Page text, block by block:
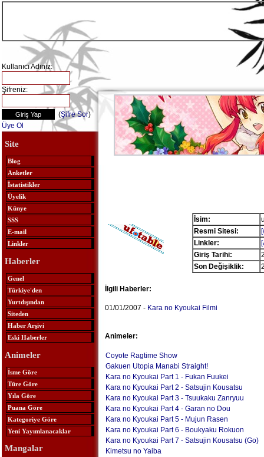
Kullanıcı Adınız:
Şifreniz:
(Şifre Sor)
Üye Ol
Site
Blog
Anketler
İstatistikler
Üyelik
Künye
SSS
E-mail
Linkler
Haberler
Genel
Türkiye'den
Yurtdışından
Siteden
Haber Arşivi
Eski Haberler
Animeler
İsme Göre
Türe Göre
Yıla Göre
Puana Göre
Kategoriye Göre
Yeni Yayımlanacaklar
Mangalar
İsim:
Resmi Sitesi:
Linkler:
Giriş Tarihi:
Son Değişiklik:
İlgili Haberler:
01/01/2007 - Kara no Kyoukai Filmi
Animeler:
Coyote Ragtime Show
Gakuen Utopia Manabi Straight!
Kara no Kyoukai Part 1 - Fukan Fuukei
Kara no Kyoukai Part 2 - Satsujin Kousatsu
Kara no Kyoukai Part 3 - Tsuukaku Zanryuu
Kara no Kyoukai Part 4 - Garan no Dou
Kara no Kyoukai Part 5 - Mujun Rasen
Kara no Kyoukai Part 6 - Boukyaku Rokuon
Kara no Kyoukai Part 7 - Satsujin Kousatsu (Go)
Kimetsu no Yaiba